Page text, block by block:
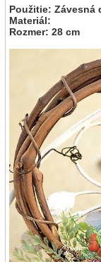
Použitie: Závesná
Materiál:
Rozmer: 28 cm